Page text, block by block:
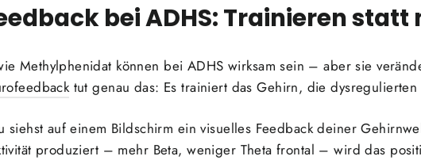
bei ADHS: Trainieren
Methylphenidat können bei ADHS wirksam sein – aber sie
tut genau das: Es trainiert das Gehirn, die
siehst auf einem Bildschirm ein visuelles Feedback deiner
produziert – mehr Beta, weniger Theta frontal – wird das